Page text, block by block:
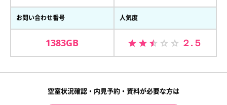
お問い合わせ番号
1383GB
人気度
２.５
空室状況確認・内見予約・資料が必要な方は